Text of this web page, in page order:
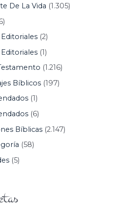
De La Vida (1.305)
(2)
(1)
(1.216)
Bíblicos(197)
(1)
(6)
Bíblicas(2.147)
(58)
(5)